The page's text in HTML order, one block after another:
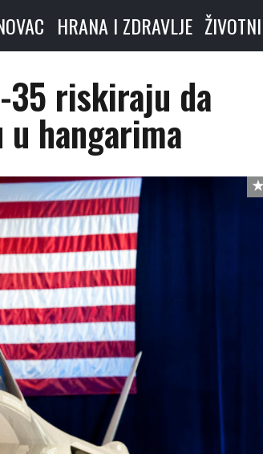
HRANA I ZDRAVLJE
35 riskiraju da
hangarima